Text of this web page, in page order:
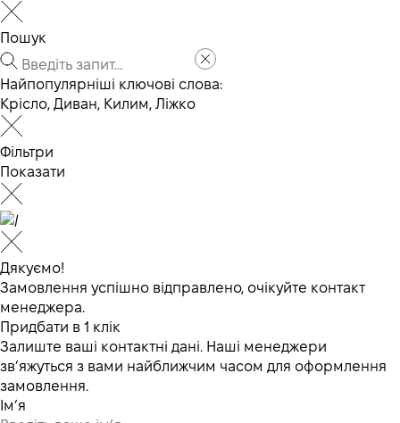
Пошук
Найпопулярніші ключові слова:
Крісло, Диван, Килим, Ліжко
Фільтри
Показати
Дякуємо!
Замовлення успішно відправлено, очікуйте контакт
менеджера.
Придбати в 1 клік
Залиште ваші контактні дані. Наші менеджери
зв’яжуться з вами найближчим часом для оформлення
замовлення.
Ім’я